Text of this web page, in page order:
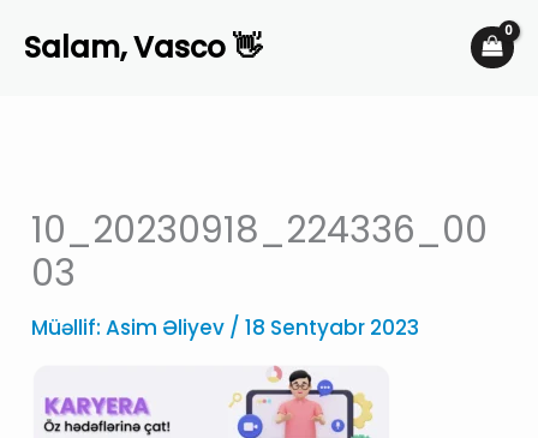
Salam, Vasco 👋
10_20230918_224336_00
03
Müəllif:Asim Əliyev /18 Sentyabr 2023